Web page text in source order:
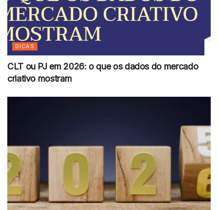
DICAS
CLT ou PJ em 2026: o que os dados do mercado
criativo mostram